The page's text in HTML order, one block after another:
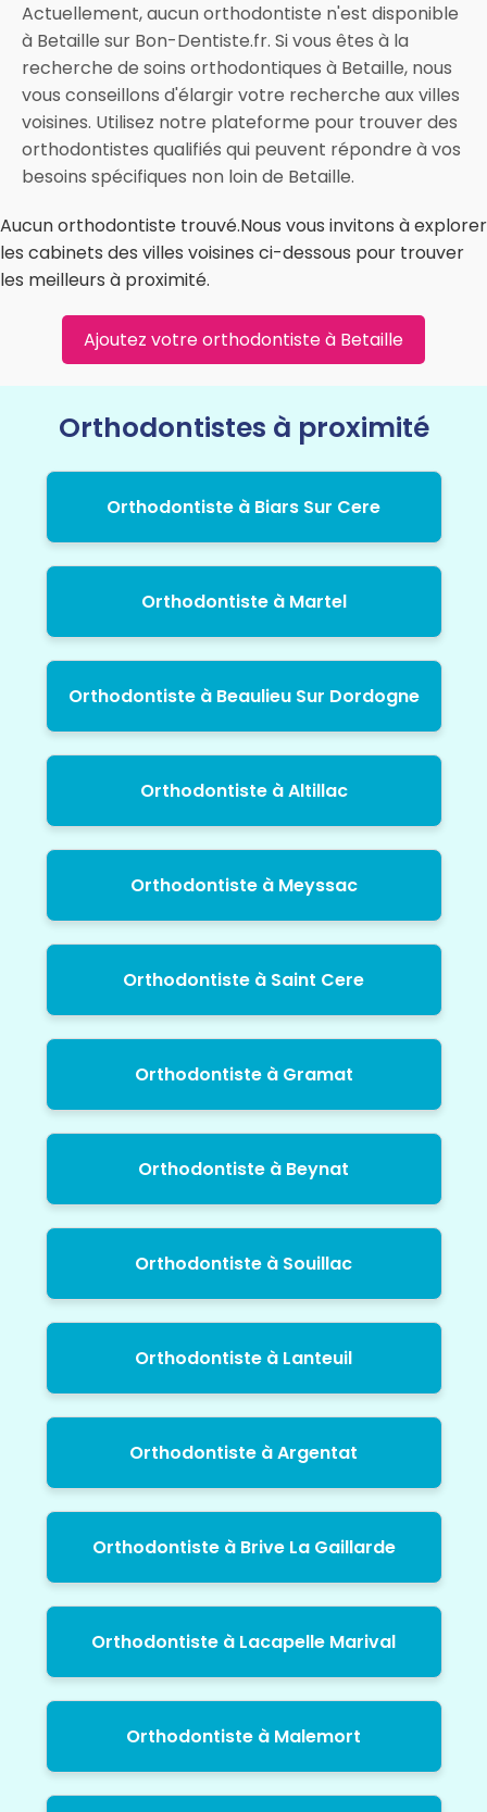
Actuellement, aucun orthodontiste n'est disponible
à Betaille sur Bon-Dentiste.fr. Si vous êtes à la
recherche de soins orthodontiques à Betaille, nous
vous conseillons d'élargir votre recherche aux villes
voisines. Utilisez notre plateforme pour trouver des
orthodontistes qualifiés qui peuvent répondre à vos
besoins spécifiques non loin de Betaille.
Aucun orthodontiste trouvé.Nous vous invitons à explorer
les cabinets des villes voisines ci-dessous pour trouver
les meilleurs à proximité.
Ajoutez votre orthodontiste à Betaille
Orthodontistes à proximité
Orthodontiste à Biars Sur Cere
Orthodontiste à Martel
Orthodontiste à Beaulieu Sur Dordogne
Orthodontiste à Altillac
Orthodontiste à Meyssac
Orthodontiste à Saint Cere
Orthodontiste à Gramat
Orthodontiste à Beynat
Orthodontiste à Souillac
Orthodontiste à Lanteuil
Orthodontiste à Argentat
Orthodontiste à Brive La Gaillarde
Orthodontiste à Lacapelle Marival
Orthodontiste à Malemort